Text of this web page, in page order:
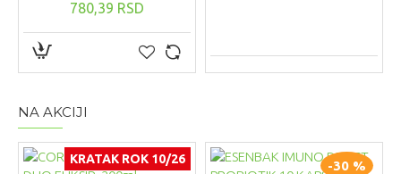
780,39 RSD
NA AKCIJI
KRATAK ROK 10/26 -30 %